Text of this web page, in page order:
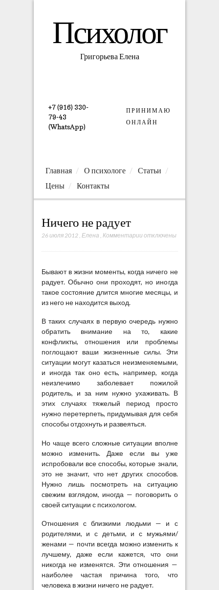
Психолог
Григорьева Елена
+7 (916) 330-
79-43
(WhatsApp)
ПРИНИМАЮ
ОНЛАЙН
Главная О психологе
Статьи
Цены
Контакты
Ничего не радует
26 июля 2012, Елена Комментарии к
и
и
т
отключены
Бывают в жизни моменты, когда ничего не
радует. Обычно они проходят, но иногда
такое состояние длится многие месяцы, и
из него не находится выход.
В таких случаях в первую очередь нужно
обратить внимание на то, какие
конфликты, отношения или проблемы
поглощают ваши жизненные силы. Эти
ситуации могут казаться неизменяемыми,
и иногда так оно есть, например, когда
неизлечимо заболевает пожилой
родитель, и за ним нужно ухаживать. В
этих случаях тяжелый период просто
нужно перетерпеть, придумывая для себя
способы отдохнуть и развеяться.
Но чаще всего сложные ситуации вполне
можно изменить. Даже если вы уже
испробовали все способы, которые знали,
это не значит, что нет других способов.
Нужно лишь посмотреть на ситуацию
свежим взглядом, иногда — поговорить о
своей ситуации с психологом.
Отношения с близкими людьми — и с
родителями, и с детьми, и с мужьями/
женами — почти всегда можно изменить к
лучшему, даже если кажется, что они
никогда не изменятся. Эти отношения —
наиболее частая причина того, что
человека в жизни ничего не радует.